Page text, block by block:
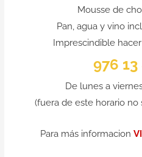
Mousse de
Pan, agua y vino
Imprescindible
976
De lunes a
(fuera de este horario no
Para más informacion